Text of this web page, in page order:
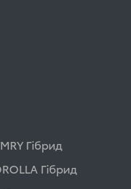
Гібрид
Гібрид